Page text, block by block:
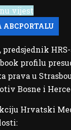
vijest
predsjednik
profilu
prava u
Bosne i
Hrvatski